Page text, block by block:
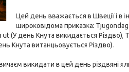
Цей день вважається в Швеції і в
широковідома приказка:
ut (У день Кнута викидається
Кнута витанцьовується Різдво).
викидати в цей день різдвяні